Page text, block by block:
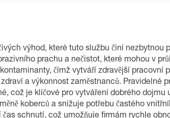
výhod, které tuto službu činí nezbytnou
prachu a nečistot, které mohou v
čímž vytváří zdravější pracovní
a výkonnost zaměstnanců. Pravidelné
což je klíčové pro vytváření dobrého dojmu
koberců a snižuje potřebu častého
schnutí, což umožňuje firmám rychle